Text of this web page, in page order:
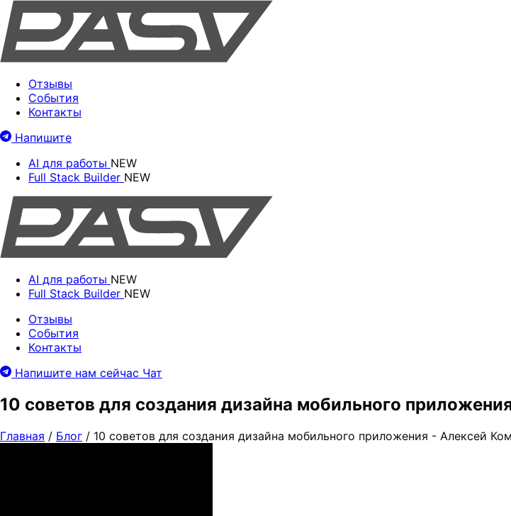
Отзывы
События
Контакты
Напишите
AI для работы NEW
Full Stack Builder NEW
AI для работы NEW
Full Stack Builder NEW
Отзывы
События
Контакты
Напишите нам сейчас Чат
10 советов для создания дизайна мобильного
Главная / Блог / 10 советов для создания дизайна мобильного приложения - Алексей